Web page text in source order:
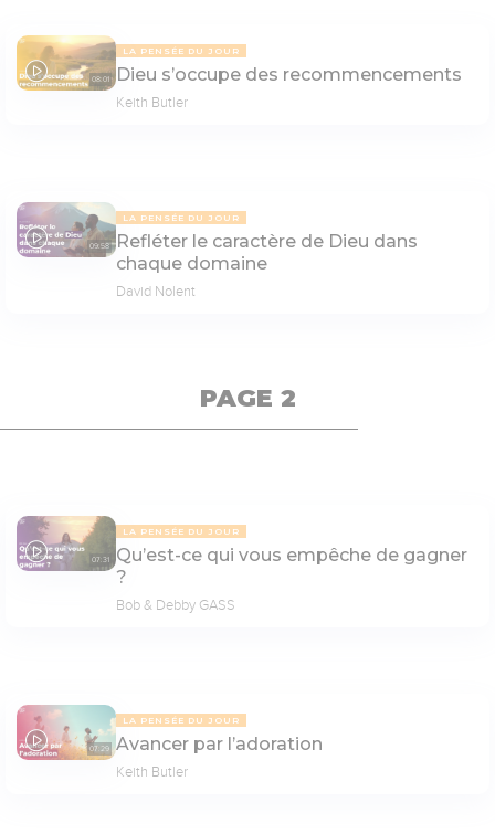
08:01
LA PENSÉE DU JOUR
Dieu s’occupe des recommencements
Keith Butler
09:58
LA PENSÉE DU JOUR
Refléter le caractère de Dieu dans
chaque domaine
David Nolent
PAGE 2
07:31
LA PENSÉE DU JOUR
Qu’est-ce qui vous empêche de gagner
?
Bob & Debby GASS
07:29
LA PENSÉE DU JOUR
Avancer par l’adoration
Keith Butler